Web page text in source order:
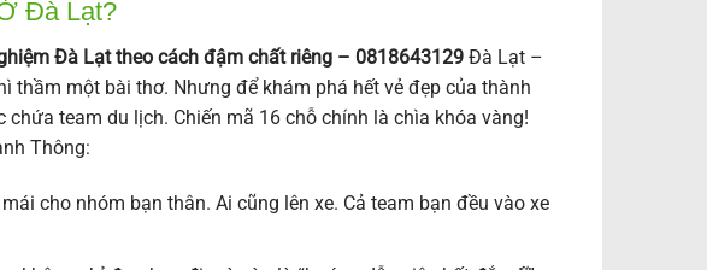
Đà Lạt?
Đà Lạt theo cách đậm chất riêng – 0818643129Đà Lạt –
thầm một bài thơ. Nhưng để khám phá hết vẻ đẹp của thành
team du lịch. Chiến mã 16 chỗ chính là chìa khóa vàng!
Thông:
cho nhóm bạn thân. Ai cũng lên xe. Cả team bạn đều vào xe